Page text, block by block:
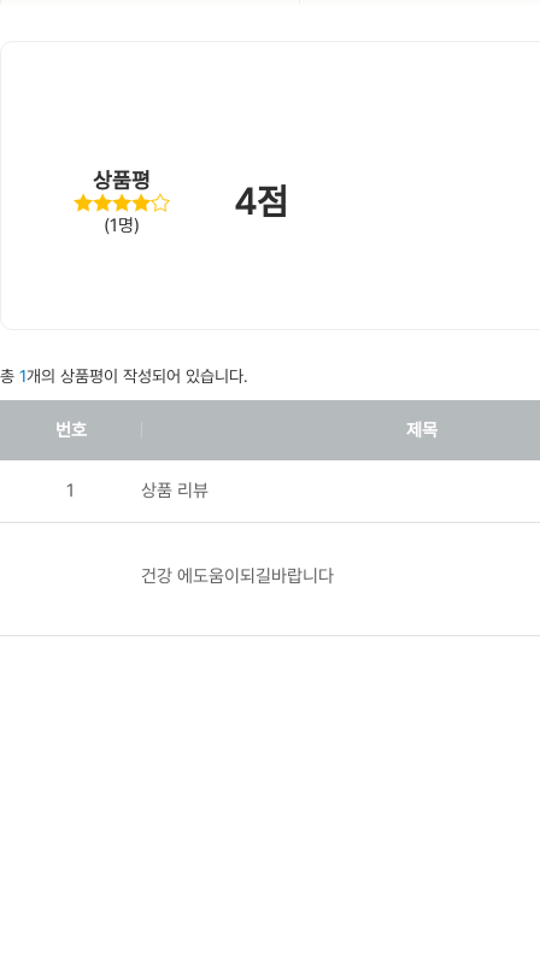
상품평
(1명)
4점
총 1개의 상품평이 작성되어 있습니다.
번호 제목
1 상품 리뷰
건강 에도움이되길바랍니다